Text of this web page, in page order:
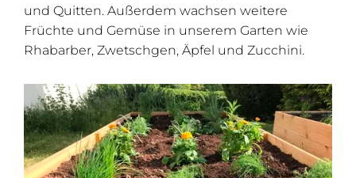
und Quitten. Außerdem wachsen weitere
Früchte und Gemüse in unserem Garten wie
Rhabarber, Zwetschgen, Äpfel und Zucchini.